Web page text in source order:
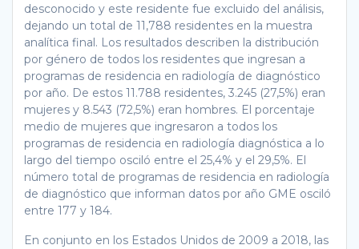
desconocido y este residente fue excluido del análisis,
dejando un total de 11,788 residentes en la muestra
analítica final. Los resultados describen la distribución
por género de todos los residentes que ingresan a
programas de residencia en radiología de diagnóstico
por año. De estos 11.788 residentes, 3.245 (27,5%) eran
mujeres y 8.543 (72,5%) eran hombres. El porcentaje
medio de mujeres que ingresaron a todos los
programas de residencia en radiología diagnóstica a lo
largo del tiempo osciló entre el 25,4% y el 29,5%. El
número total de programas de residencia en radiología
de diagnóstico que informan datos por año GME osciló
entre 177 y 184.
En conjunto en los Estados Unidos de 2009 a 2018, las